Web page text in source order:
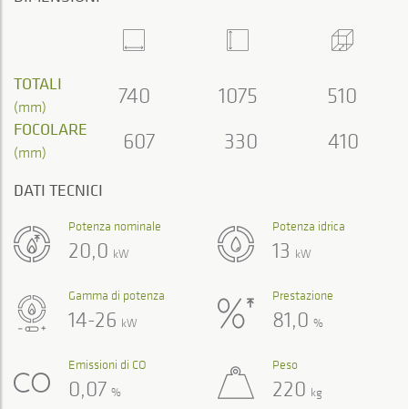
TOTALI
(mm) 740 1075 510
FOCOLARE
(mm) 607 330 410
DATI TECNICI
Gamma di potenza
14-26 kW
Potenza nominale
20,0 kW
Potenza idrica
13 kW
Prestazione
81,0 %
Emissioni di CO
0,07 %
Peso
220 kg